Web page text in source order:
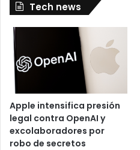
Tech news
Apple intensifica presión
legal contra OpenAI y
excolaboradores por
robo de secretos